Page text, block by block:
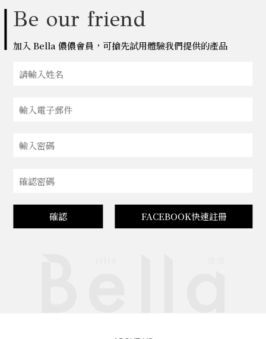
Be our friend
加入 Bella 儂儂會員，可搶先試用體驗我們提供的產品
確認 FACEBOOK快速註冊